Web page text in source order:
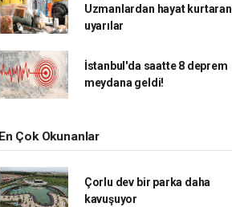
Uzmanlardan hayat kurtaran
uyarılar
İstanbul'da saatte 8 deprem
meydana geldi!
En Çok Okunanlar
Çorlu dev bir parka daha
kavuşuyor